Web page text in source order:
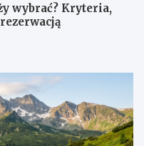
wybrać? Kryteria,